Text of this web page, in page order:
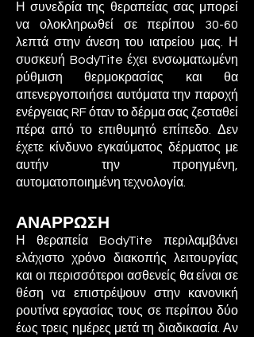
Η συνεδρία της θεραπείας σας μπορεί
να ολοκληρωθεί σε περίπου 30-60
λεπτά στην άνεση του ιατρείου μας. Η
συσκευή BodyTite έχει ενσωματωμένη
ρύθμιση θερμοκρασίας και θα
απενεργοποιήσει αυτόματα την παροχή
ενέργειας RF όταν το δέρμα σας ζεσταθεί
πέρα από το επιθυμητό επίπεδο. Δεν
έχετε κίνδυνο εγκαύματος δέρματος με
αυτήν την προηγμένη,
αυτοματοποιημένη τεχνολογία.
ΑΝΑΡΡΩΣΗ
Η θεραπεία BodyTite περιλαμβάνει
ελάχιστο χρόνο διακοπής λειτουργίας
και οι περισσότεροι ασθενείς θα είναι σε
θέση να επιστρέψουν στην κανονική
ρουτίνα εργασίας τους σε περίπου δύο
έως τρεις ημέρες μετά τη διαδικασία. Αν